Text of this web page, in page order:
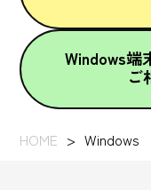
Windows端
ご
HOME Windows